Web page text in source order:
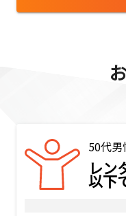
50代
レン
以下